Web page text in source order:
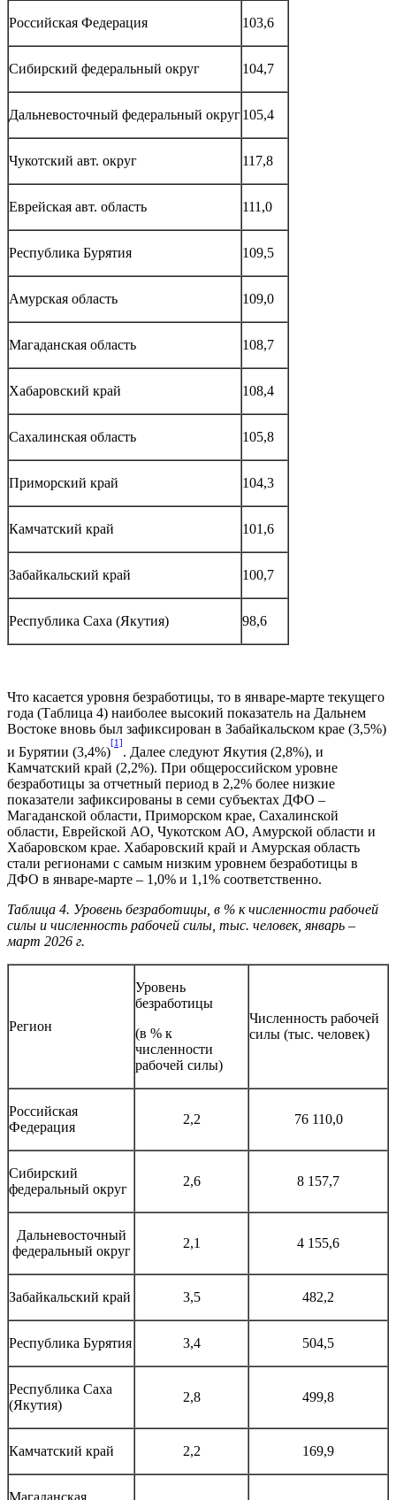
Российская Федерация 103,6
Сибирский федеральный округ 104,7
Дальневосточный федеральный округ105,4
Чукотский авт. округ 117,8
Еврейская авт. область 111,0
Республика Бурятия 109,5
Амурская область 109,0
Магаданская область 108,7
Хабаровский край 108,4
Сахалинская область 105,8
Приморский край 104,3
Камчатский край 101,6
Забайкальский край 100,7
Республика Саха (Якутия) 98,6
Что касается уровня безработицы, то в январе-марте текущего
года (Таблица 4) наиболее высокий показатель на Дальнем
Востоке вновь был зафиксирован в Забайкальском крае (3,5%)
и Бурятии (3,4%)
[1]
. Далее следуют Якутия (2,8%), и
Камчатский край (2,2%). При общероссийском уровне
безработицы за отчетный период в 2,2% более низкие
показатели зафиксированы в семи субъектах ДФО –
Магаданской области, Приморском крае, Сахалинской
области, Еврейской АО, Чукотском АО, Амурской области и
Хабаровском крае. Хабаровский край и Амурская область
стали регионами с самым низким уровнем безработицы в
ДФО в январе-марте – 1,0% и 1,1% соответственно.
Таблица 4. Уровень безработицы, в % к численности рабочей
силы и численность рабочей силы, тыс. человек, январь –
март 2026 г.
Регион
Уровень
безработицы
(в % к
численности
рабочей силы)
Численность рабочей
силы (тыс. человек)
Российская
Федерация
2,2 76 110,0
Сибирский
федеральный округ
2,6 8 157,7
Дальневосточный
федеральный округ
2,1 4 155,6
Забайкальский край 3,5 482,2
Республика Бурятия 3,4 504,5
Республика Саха
(Якутия)
2,8 499,8
Камчатский край 2,2 169,9
Магаданская